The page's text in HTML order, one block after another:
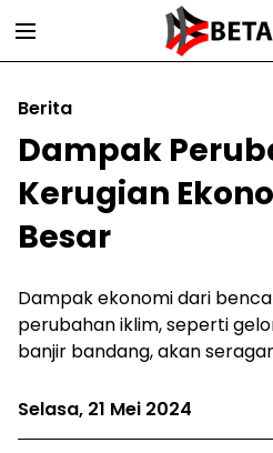
Berita
Dampak
Kerugian
Besar
Dampak ekonomi dari
perubahan iklim, seperti
banjir bandang, akan
Selasa, 21 Mei 2024